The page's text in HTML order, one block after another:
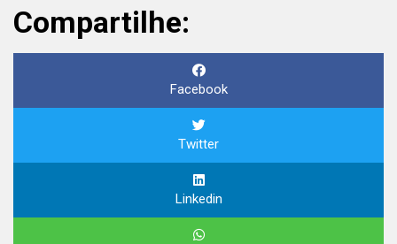
Compartilhe:
Facebook
Twitter
Linkedin